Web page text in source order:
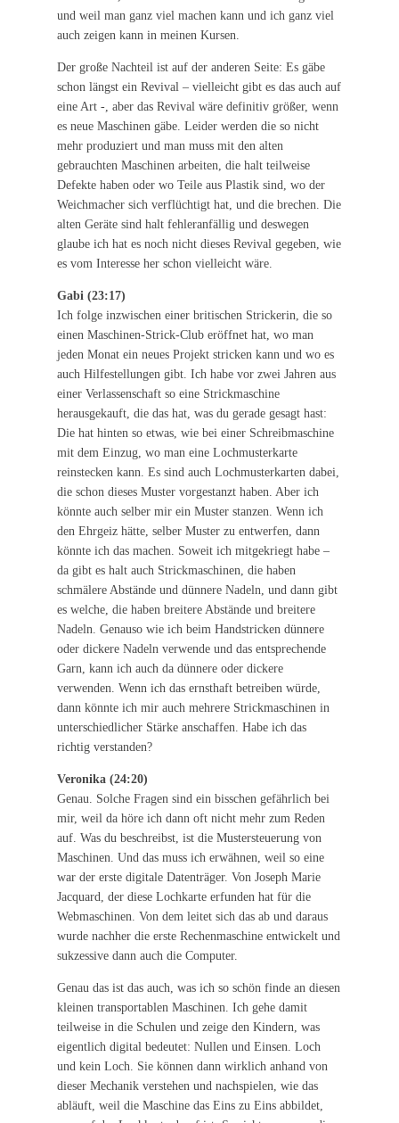
und weil man ganz viel machen kann und ich ganz viel
auch zeigen kann in meinen Kursen.
Der große Nachteil ist auf der anderen Seite: Es gäbe
schon längst ein Revival – vielleicht gibt es das auch auf
eine Art -, aber das Revival wäre definitiv größer, wenn
es neue Maschinen gäbe. Leider werden die so nicht
mehr produziert und man muss mit den alten
gebrauchten Maschinen arbeiten, die halt teilweise
Defekte haben oder wo Teile aus Plastik sind, wo der
Weichmacher sich verflüchtigt hat, und die brechen. Die
alten Geräte sind halt fehleranfällig und deswegen
glaube ich hat es noch nicht dieses Revival gegeben, wie
es vom Interesse her schon vielleicht wäre.
Gabi (23:17)
Ich folge inzwischen einer britischen Strickerin, die so
einen Maschinen-Strick-Club eröffnet hat, wo man
jeden Monat ein neues Projekt stricken kann und wo es
auch Hilfestellungen gibt. Ich habe vor zwei Jahren aus
einer Verlassenschaft so eine Strickmaschine
herausgekauft, die das hat, was du gerade gesagt hast:
Die hat hinten so etwas, wie bei einer Schreibmaschine
mit dem Einzug, wo man eine Lochmusterkarte
reinstecken kann. Es sind auch Lochmusterkarten dabei,
die schon dieses Muster vorgestanzt haben. Aber ich
könnte auch selber mir ein Muster stanzen. Wenn ich
den Ehrgeiz hätte, selber Muster zu entwerfen, dann
könnte ich das machen. Soweit ich mitgekriegt habe –
da gibt es halt auch Strickmaschinen, die haben
schmälere Abstände und dünnere Nadeln, und dann gibt
es welche, die haben breitere Abstände und breitere
Nadeln. Genauso wie ich beim Handstricken dünnere
oder dickere Nadeln verwende und das entsprechende
Garn, kann ich auch da dünnere oder dickere
verwenden. Wenn ich das ernsthaft betreiben würde,
dann könnte ich mir auch mehrere Strickmaschinen in
unterschiedlicher Stärke anschaffen. Habe ich das
richtig verstanden?
Veronika (24:20)
Genau. Solche Fragen sind ein bisschen gefährlich bei
mir, weil da höre ich dann oft nicht mehr zum Reden
auf. Was du beschreibst, ist die Mustersteuerung von
Maschinen. Und das muss ich erwähnen, weil so eine
war der erste digitale Datenträger. Von Joseph Marie
Jacquard, der diese Lochkarte erfunden hat für die
Webmaschinen. Von dem leitet sich das ab und daraus
wurde nachher die erste Rechenmaschine entwickelt und
sukzessive dann auch die Computer.
Genau das ist das auch, was ich so schön finde an diesen
kleinen transportablen Maschinen. Ich gehe damit
teilweise in die Schulen und zeige den Kindern, was
eigentlich digital bedeutet: Nullen und Einsen. Loch
und kein Loch. Sie können dann wirklich anhand von
dieser Mechanik verstehen und nachspielen, wie das
abläuft, weil die Maschine das Eins zu Eins abbildet,